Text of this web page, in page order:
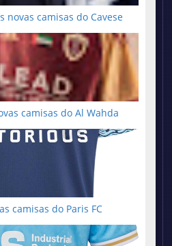
novas camisas do Cavese
camisas do Al Wahda
camisas do Paris FC